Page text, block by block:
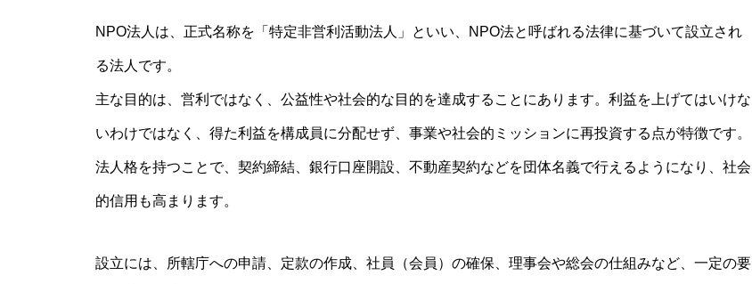
NPO法人は、正式名称を「特定非営利活動法人」といい、NPO法と呼ばれる法律に基づいて設立され
る法人です。
主な目的は、営利ではなく、公益性や社会的な目的を達成することにあります。利益を上げてはいけな
いわけではなく、得た利益を構成員に分配せず、事業や社会的ミッションに再投資する点が特徴です。
法人格を持つことで、契約締結、銀行口座開設、不動産契約などを団体名義で行えるようになり、社会
的信用も高まります。
設立には、所轄庁への申請、定款の作成、社員（会員）の確保、理事会や総会の仕組みなど、一定の要